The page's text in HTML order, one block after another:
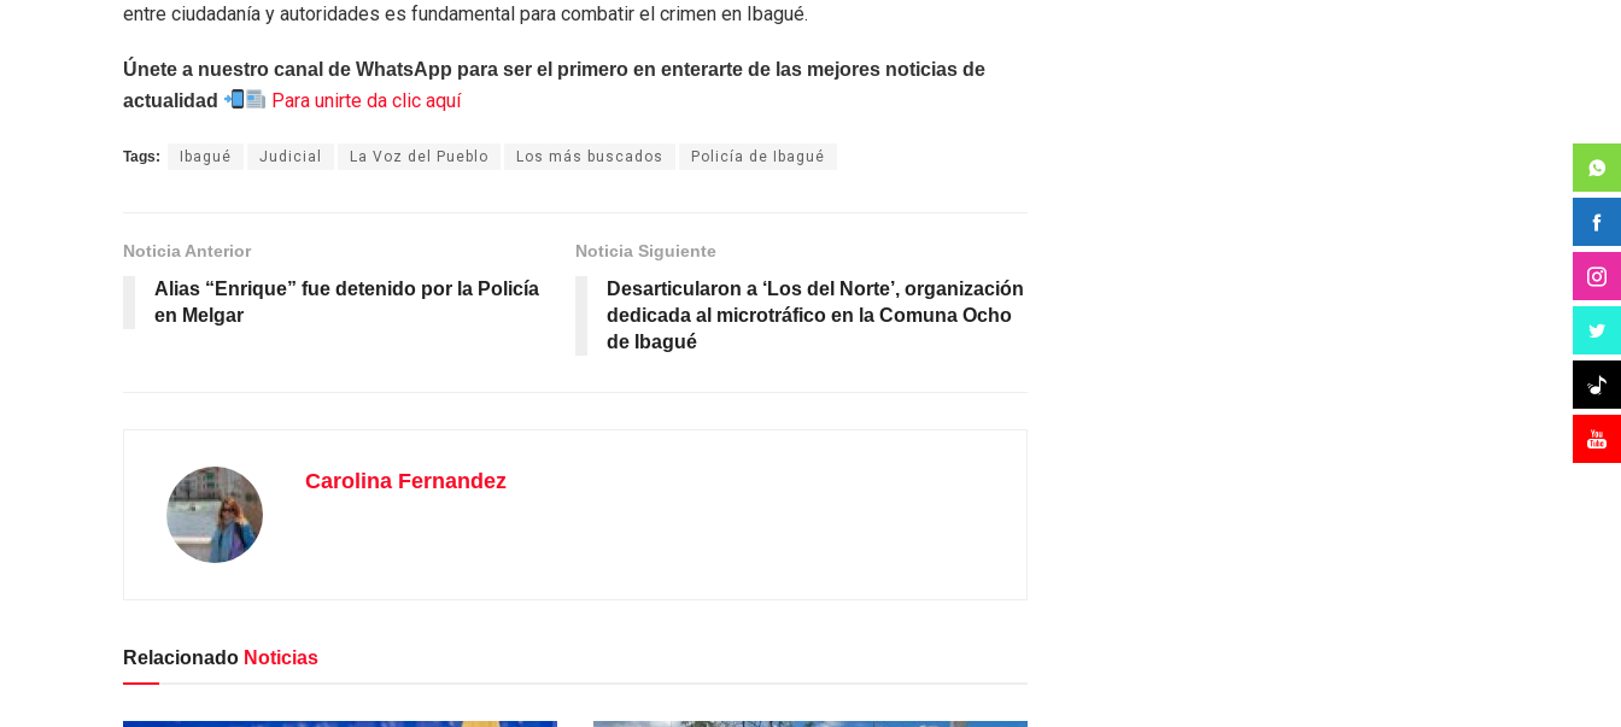
entre ciudadanía y autoridades es fundamental para combatir el crimen en Ibagué.
Únete a nuestro canal de WhatsApp para ser el primero en enterarte de las mejores noticias de
actualidad
Para unirte da clic aquí
Tags: Ibagué Judicial La Voz del Pueblo Los más buscados Policía de Ibagué
Noticia Anterior
Alias “Enrique” fue detenido por la Policía
en Melgar
Noticia Siguiente
Desarticularon a ‘Los del Norte’, organización
dedicada al microtráfico en la Comuna Ocho
de Ibagué
Carolina Fernandez
Relacionado Noticias